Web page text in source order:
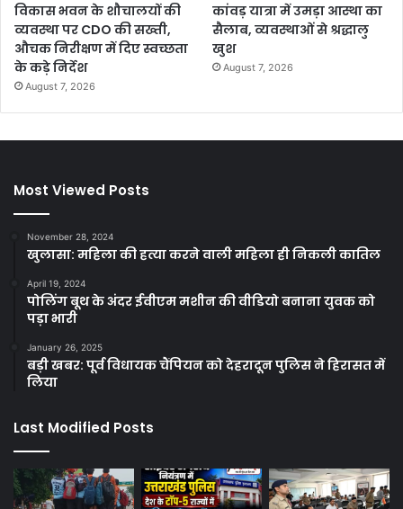
विकास भवन के शौचालयों की
व्यवस्था पर CDO की सख्ती,
औचक निरीक्षण में दिए स्वच्छता
के कड़े निर्देश
August 7, 2026
कांवड़ यात्रा में उमड़ा आस्था का
सैलाब, व्यवस्थाओं से श्रद्धालु
खुश
August 7, 2026
Most Viewed Posts
November 28, 2024
खुलासा: महिला की हत्या करने वाली महिला ही निकली कातिल
April 19, 2024
पोलिंग बूथ के अंदर ईवीएम मशीन की वीडियो बनाना युवक को
पड़ा भारी
January 26, 2025
बड़ी खबर: पूर्व विधायक चैंपियन को देहरादून पुलिस ने हिरासत में
लिया
Last Modified Posts